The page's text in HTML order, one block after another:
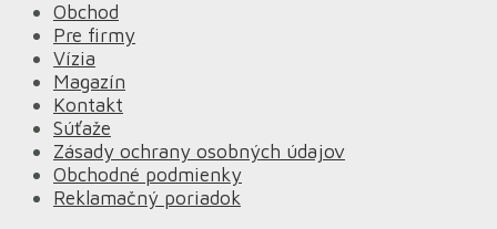
Obchod
Pre firmy
Vízia
Magazín
Kontakt
Súťaže
Zásady ochrany osobných údajov
Obchodné podmienky
Reklamačný poriadok